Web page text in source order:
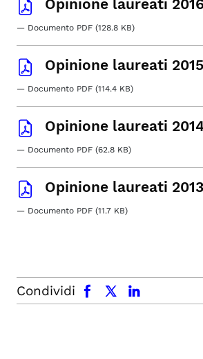
Opinione laureati 2016
— Documento PDF (128.8 KB)
Opinione laureati 2015
— Documento PDF (114.4 KB)
Opinione laureati
— Documento PDF (62.8 KB)
Opinione laureati 2013
— Documento PDF (11.7 KB)
Condividi
facebook x.com linkedin